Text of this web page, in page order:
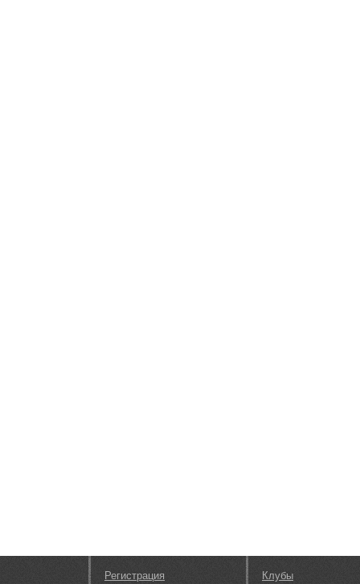
Регистрация
Клубы